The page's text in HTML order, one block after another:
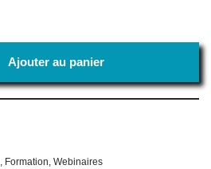
Ajouter au panier
Formation Webinaires